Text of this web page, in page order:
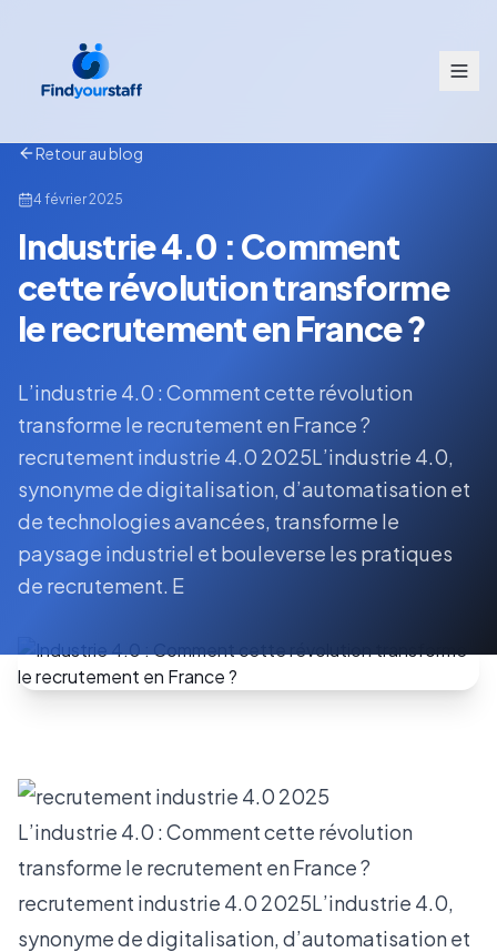
Retour au blog
4 février 2025
Industrie 4.0 : Comment
cette révolution transforme
le recrutement en France ?
L’industrie 4.0 : Comment cette révolution
transforme le recrutement en France ?
recrutement industrie 4.0 2025L’industrie 4.0,
synonyme de digitalisation, d’automatisation et
de technologies avancées, transforme le
paysage industriel et bouleverse les pratiques
de recrutement. E
L’industrie 4.0 : Comment cette révolution
transforme le recrutement en France ?
recrutement industrie 4.0 2025L’industrie 4.0,
synonyme de digitalisation, d’automatisation et